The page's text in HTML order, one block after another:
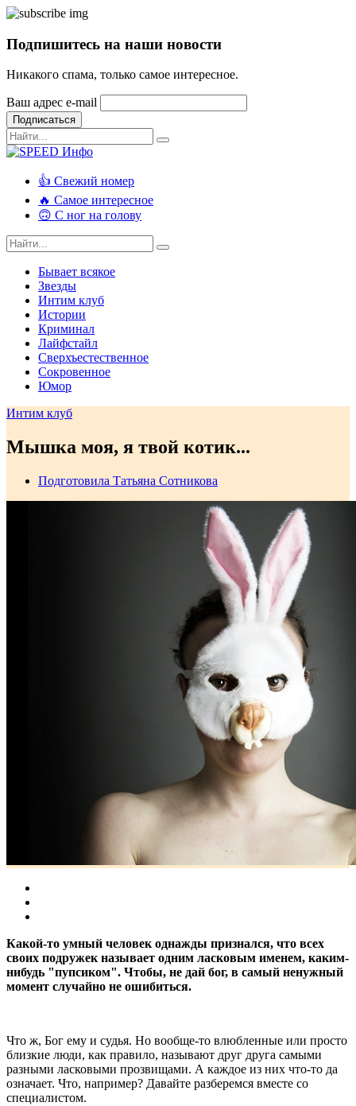
Подпишитесь на наши новости
Никакого спама, только самое интересное.
Ваш адрес e-mail
Подписаться
👍 Свежий номер
🔥 Самое интересное
🙃 С ног на голову
Бывает всякое
Звезды
Интим клуб
Истории
Криминал
Лайфстайл
Сверхъестественное
Сокровенное
Юмор
Интим клуб
Мышка моя, я твой котик...
Подготовила Татьяна Сотникова
Какой-то умный человек однажды признался, что всех
своих подружек называет одним ласковым именем, каким-
нибудь "пупсиком". Чтобы, не дай бог, в самый ненужный
момент случайно не ошибиться.
Что ж, Бог ему и судья. Но вообще-то влюбленные или просто
близкие люди, как правило, называют друг друга самыми
разными ласковыми прозвищами. А каждое из них что-то да
означает. Что, например? Давайте разберемся вместе со
специалистом.